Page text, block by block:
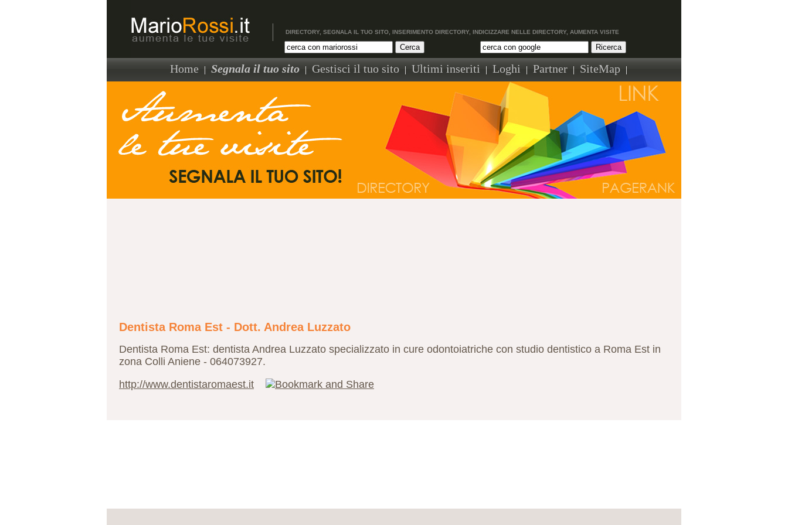
DIRECTORY, SEGNALA IL TUO SITO, INSERIMENTO DIRECTORY, INDICIZZARE NELLE DIRECTORY, AUMENTA VISITE
Home | Segnala il tuo sito | Gestisci il tuo sito | Ultimi inseriti | Loghi | Partner | SiteMap |
Dentista Roma Est - Dott. Andrea Luzzato
Dentista Roma Est: dentista Andrea Luzzato specializzato in cure odontoiatriche con studio dentistico a Roma Est in
zona Colli Aniene - 064073927.
http://www.dentistaromaest.it